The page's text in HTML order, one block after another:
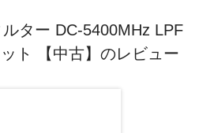
ター DC-5400MHz LPF
ト 【中古】のレビュー